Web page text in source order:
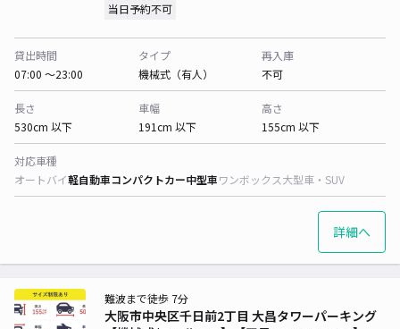
当日予約不可
貸出時間
07:00 〜23:00
タイプ
機械式（有人）
再入庫
不可
長さ
530cm 以下
車幅
191cm 以下
高さ
155cm 以下
対応車種
オートバイ軽自動車コンパクトカー中型車ワンボックス大型車・SUV
詳細へ
大阪市中央区千日前2丁目 大昌タワーパーキング
難波まで徒歩 7分